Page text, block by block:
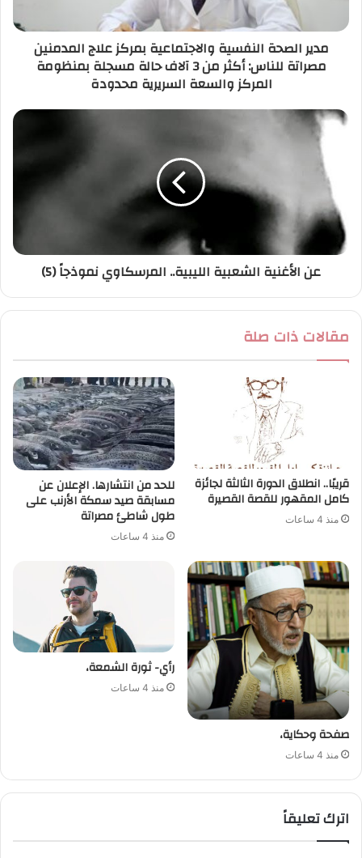
ر
مدير الصحة النفسية والاجتماعية بمركز علاج المدمنين
مصراتة للناس: أكثر من 3 آلاف حالة مسجلة بمنظومة
المركز والسعة السريرية محدودة
عن الأغنية الشعبية الليبية.. المرسكاوي نموذجاً (5)
مقالات ذات صلة
قريبًا.. انطلاق الدورة الثالثة لجائزة
كامل المقهور للقصة القصيرة
منذ 4 ساعات
للحد من انتشارها. الإعلان عن
مسابقة صيد سمكة الأرنب على
طول شاطئ مصراتة
منذ 4 ساعات
صفحة وحكاية،
منذ 4 ساعات
رأي- ثورة الشمعة،
منذ 4 ساعات
اترك تعليقاً